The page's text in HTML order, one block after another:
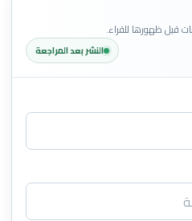
قبل ظهورها للقراء.
النشر بعد المراجعة